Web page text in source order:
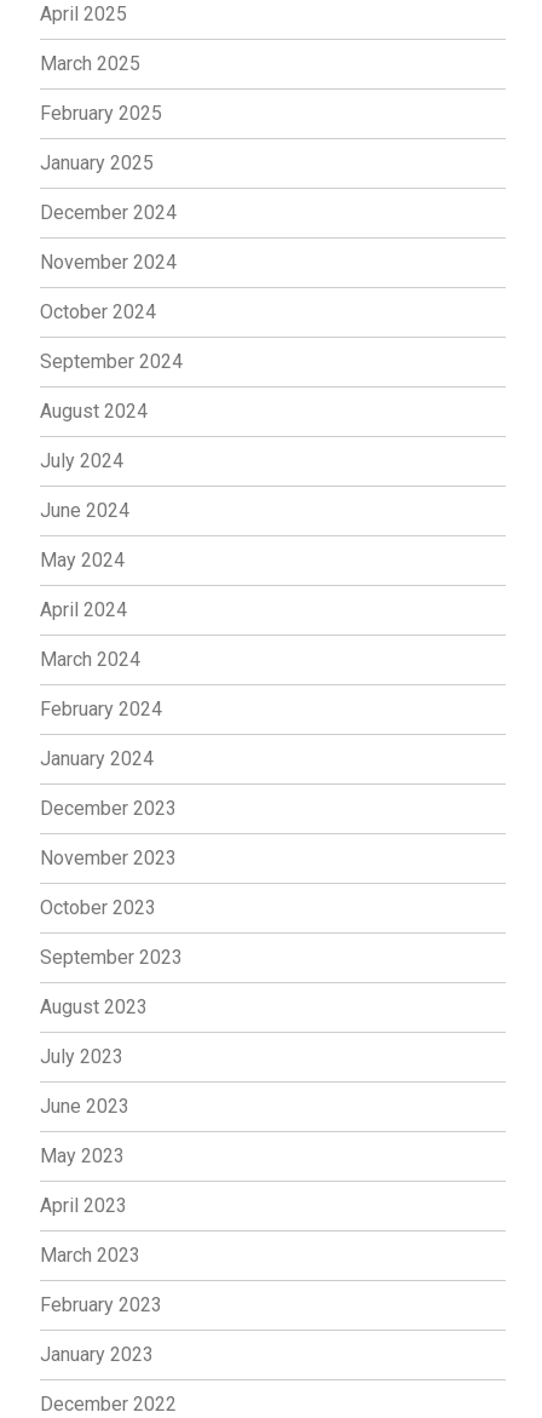
April 2025
March 2025
February 2025
January 2025
December 2024
November 2024
October 2024
September 2024
August 2024
July 2024
June 2024
May 2024
April 2024
March 2024
February 2024
January 2024
December 2023
November 2023
October 2023
September 2023
August 2023
July 2023
June 2023
May 2023
April 2023
March 2023
February 2023
January 2023
December 2022